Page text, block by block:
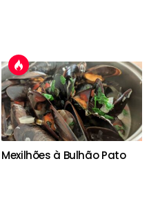
Mexilhões à Bulhão Pato